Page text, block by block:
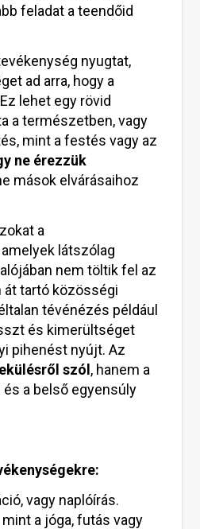
feladat a teendőid
nyugtat,
ad arra, hogy a
lehet egy rövid
a természetben, vagy
mint a festés vagy az
ne érezzük
mások elvárásaihoz
a
látszólag
nem töltik fel az
át tartó közösségi
tévénézés például
és kimerültséget
pihenést nyújt. Az
szól , hanem a
a belső egyensúly
vagy naplóírás.
a jóga, futás vagy